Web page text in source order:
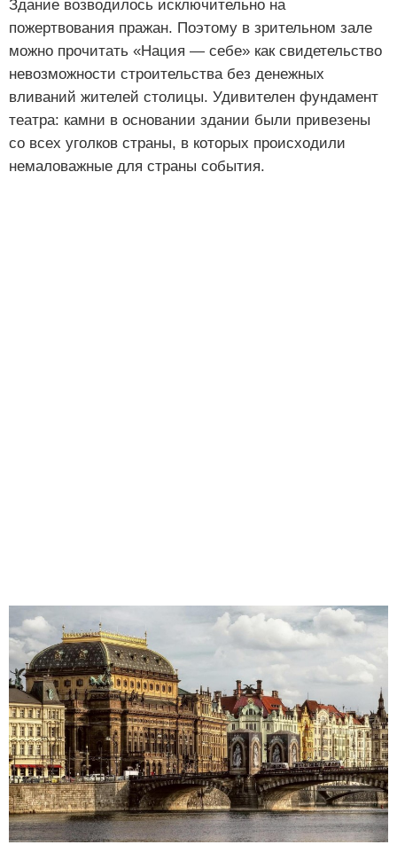
Здание возводилось исключительно на
пожертвования пражан. Поэтому в зрительном зале
можно прочитать «Нация — себе» как свидетельство
невозможности строительства без денежных
вливаний жителей столицы. Удивителен фундамент
театра: камни в основании здании были привезены
со всех уголков страны, в которых происходили
немаловажные для страны события.